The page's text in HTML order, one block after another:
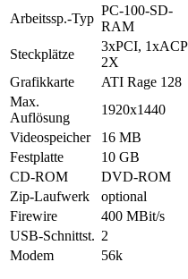
Arbeitssp.-Typ
PC-100-SD-
RAM
Steckplätze
3xPCI, 1xACP
2X
Grafikkarte
ATI Rage 128
Max.
Auflösung
1920x1440
Videospeicher
16 MB
Festplatte
10 GB
CD-ROM
DVD-ROM
Zip-Laufwerk
optional
Firewire
400 MBit/s
USB-Schnittst. 2
Modem
56k